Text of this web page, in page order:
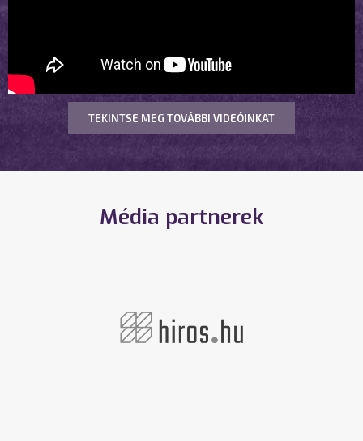
TEKINTSE MEG TOVÁBBI VIDEÓINKAT
Média partnerek